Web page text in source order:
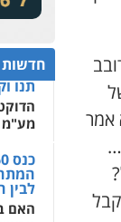
אמר
חדשות
לבין
האם
ראשי